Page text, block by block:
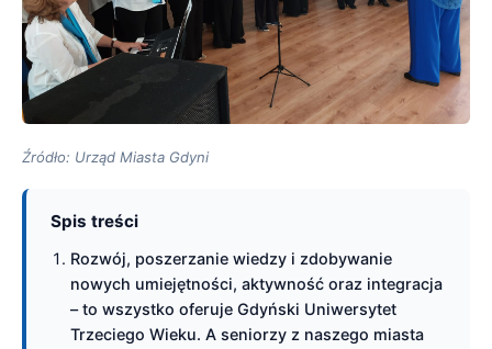
Źródło: Urząd Miasta Gdyni
Spis treści
Rozwój, poszerzanie wiedzy i zdobywanie
nowych umiejętności, aktywność oraz integracja
– to wszystko oferuje Gdyński Uniwersytet
Trzeciego Wieku. A seniorzy z naszego miasta